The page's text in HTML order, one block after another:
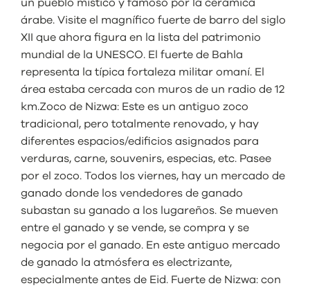
un pueblo místico y famoso por la cerámica
árabe. Visite el magnífico fuerte de barro del siglo
XII que ahora figura en la lista del patrimonio
mundial de la UNESCO. El fuerte de Bahla
representa la típica fortaleza militar omaní. El
área estaba cercada con muros de un radio de 12
km.Zoco de Nizwa: Este es un antiguo zoco
tradicional, pero totalmente renovado, y hay
diferentes espacios/edificios asignados para
verduras, carne, souvenirs, especias, etc. Pasee
por el zoco. Todos los viernes, hay un mercado de
ganado donde los vendedores de ganado
subastan su ganado a los lugareños. Se mueven
entre el ganado y se vende, se compra y se
negocia por el ganado. En este antiguo mercado
de ganado la atmósfera es electrizante,
especialmente antes de Eid. Fuerte de Nizwa: con